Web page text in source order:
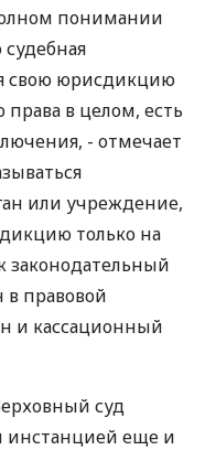
понимании
свою юрисдикцию
в целом, есть
- отмечает
или учреждение,
только на
законодательный
в правовой
и кассационный
суд
инстанцией еще и